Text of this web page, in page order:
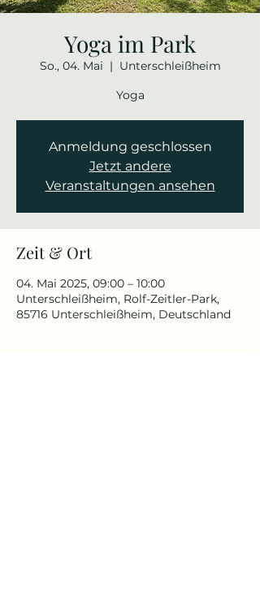
Yoga im Park
So., 04. Mai
  |
Unterschleißheim
Yoga
Anmeldung geschlossen
Jetzt andere
Veranstaltungen ansehen
Zeit & Ort
04. Mai 2025, 09:00 – 10:00
Unterschleißheim, Rolf-Zeitler-Park,
85716 Unterschleißheim, Deutschland